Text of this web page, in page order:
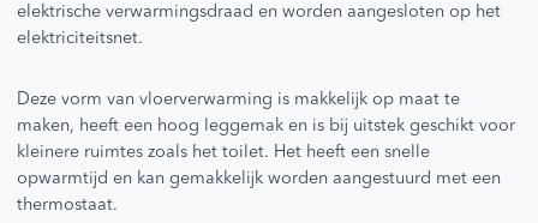
elektrische verwarmingsdraad en worden aangesloten op het
elektriciteitsnet.
Deze vorm van vloerverwarming is makkelijk op maat te
maken, heeft een hoog leggemak en is bij uitstek geschikt voor
kleinere ruimtes zoals het toilet. Het heeft een snelle
opwarmtijd en kan gemakkelijk worden aangestuurd met een
thermostaat.